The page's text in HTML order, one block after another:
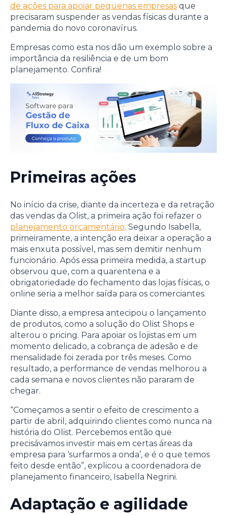
de ações para apoiar pequenas empresas que
precisaram suspender as vendas físicas durante a
pandemia do novo coronavírus.
Empresas como esta nos dão um exemplo sobre a
importância da resiliência e de um bom
planejamento. Confira!
Primeiras ações
No início da crise, diante da incerteza e da retração
das vendas da Olist, a primeira ação foi refazer o
planejamento orçamentário. Segundo Isabella,
primeiramente, a intenção era deixar a operação a
mais enxuta possível, mas sem demitir nenhum
funcionário. Após essa primeira medida, a startup
observou que, com a quarentena e a
obrigatoriedade do fechamento das lojas físicas, o
online seria a melhor saída para os comerciantes.
Diante disso, a empresa antecipou o lançamento
de produtos, como a solução do Olist Shops e
alterou o pricing. Para apoiar os lojistas em um
momento delicado, a cobrança de adesão e de
mensalidade foi zerada por três meses. Como
resultado, a performance de vendas melhorou a
cada semana e novos clientes não pararam de
chegar.
“Começamos a sentir o efeito de crescimento a
partir de abril, adquirindo clientes como nunca na
história do Olist. Percebemos então que
precisávamos investir mais em certas áreas da
empresa para ‘surfarmos a onda’, e é o que temos
feito desde então”, explicou a coordenadora de
planejamento financeiro, Isabella Negrini.
Adaptação e agilidade